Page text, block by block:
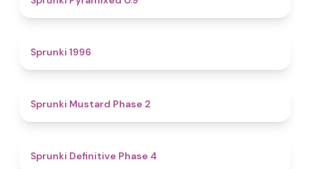
Sprunki 1996
Sprunki Mustard Phase 2
Sprunki Definitive Phase 4